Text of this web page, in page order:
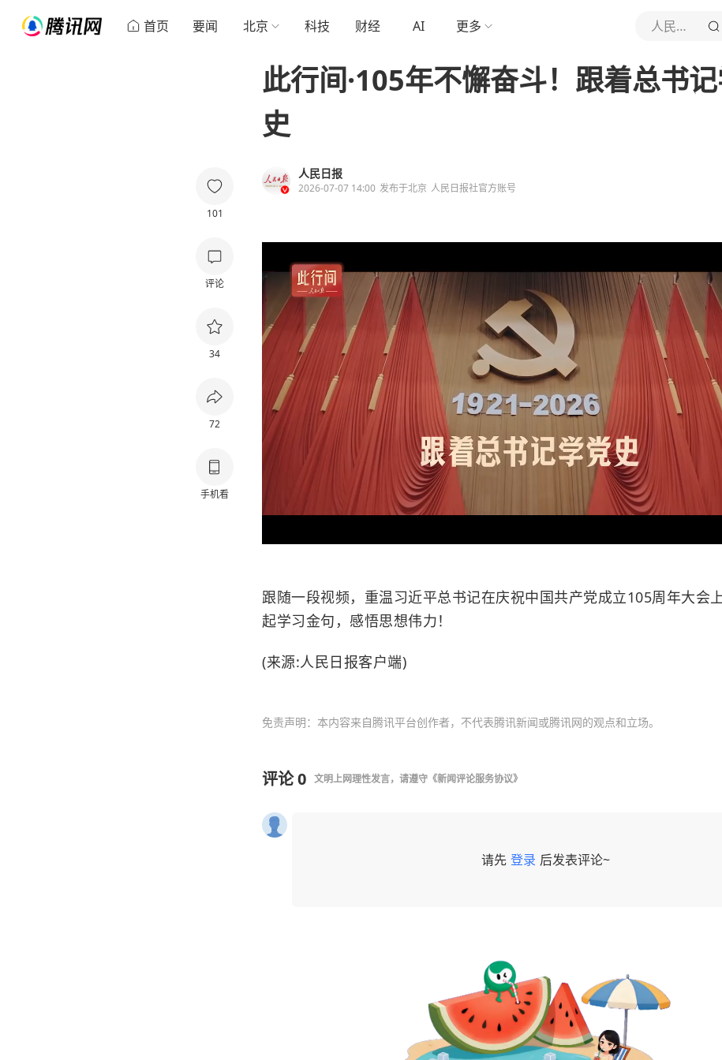
首页 要闻 北京 科技 财经 AI 更多 人民日报
101
评论
34
72
手机看
此行间·105年不懈奋斗！跟着总书
史
人民日报
2026-07-07 14:00 发布于北京 人民日报社官方账号
跟随一段视频，重温习近平总书记在庆祝中国共产党成立105周年大会
起学习金句，感悟思想伟力！
(来源:人民日报客户端)
免责声明：本内容来自腾讯平台创作者，不代表腾讯新闻或腾讯网的观点和立场。
评论0 文明上网理性发言，请遵守 《新闻评论服务协议》
请先 登录 后发表评论~